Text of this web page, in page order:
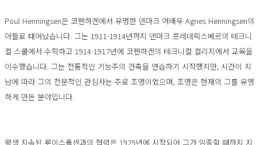
Poul Henningsen은 코펜하겐에서 유명한 덴마크 여배우 Agnes Henningsen의
아들로 태어났습니다. 그는 1911-1914년까지 덴마크 프레데릭스베르의 테크니
컬 스쿨에서 수학하고 1914-1917년에 코펜하겐의 테크니컬 컬리지에서 교육을
이수했습니다. 그는 전통적인 기능주의 건축을 연습하기 시작했지만, 시간이 지
남에 따라 그의 전문적인 관심사는 주로 조명이었으며, 조명은 현재의 그를 유명
하게 만든 분야입니다.
평생 지속된 루이스폴센과의 협력은 1925년에 시작되어 그가 임종할 때까지 지